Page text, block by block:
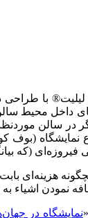
با طراحی
داخل محیط
در سالن
نمایشگاه
(که
هزینه‌ای
نمودن اشیاء
نمایشگاه در